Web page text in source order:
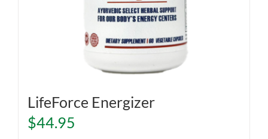
LifeForce Energizer
$44.95